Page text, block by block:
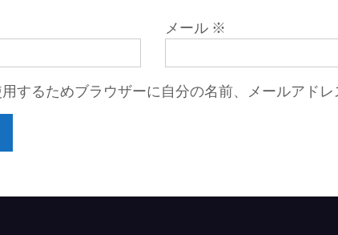
メール ※
するためブラウザーに自分の名前、メールアドレ